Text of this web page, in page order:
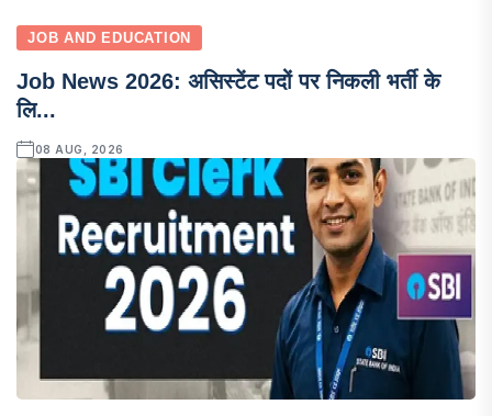
JOB AND EDUCATION
Job News 2026: असिस्टेंट पदों पर निकली भर्ती के
लि...
08 AUG, 2026